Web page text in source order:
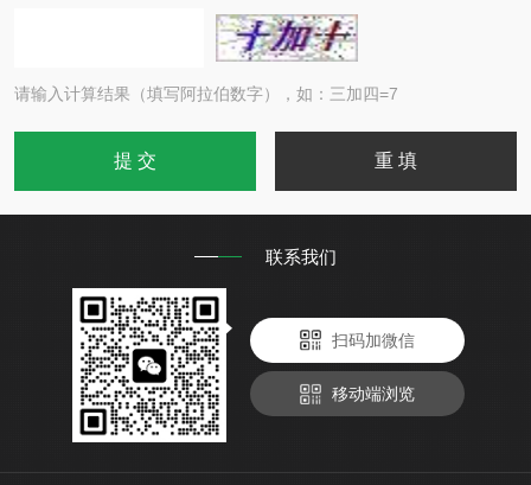
请输入计算结果（填写阿拉伯数字），如：三加四=7
联系我们
扫码加微信
移动端浏览